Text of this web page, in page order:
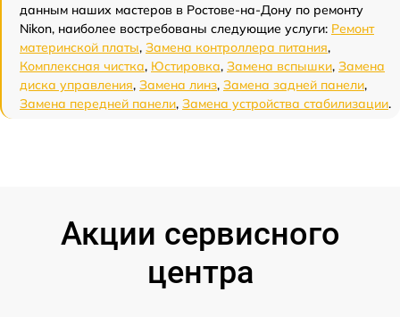
данным наших мастеров в Ростове-на-Дону по ремонту
Nikon, наиболее востребованы следующие услуги: Ремонт
материнской платы, Замена контроллера питания,
Комплексная чистка, Юстировка, Замена вспышки, Замена
диска управления, Замена линз, Замена задней панели,
Замена передней панели, Замена устройства стабилизации.
Акции сервисного
центра